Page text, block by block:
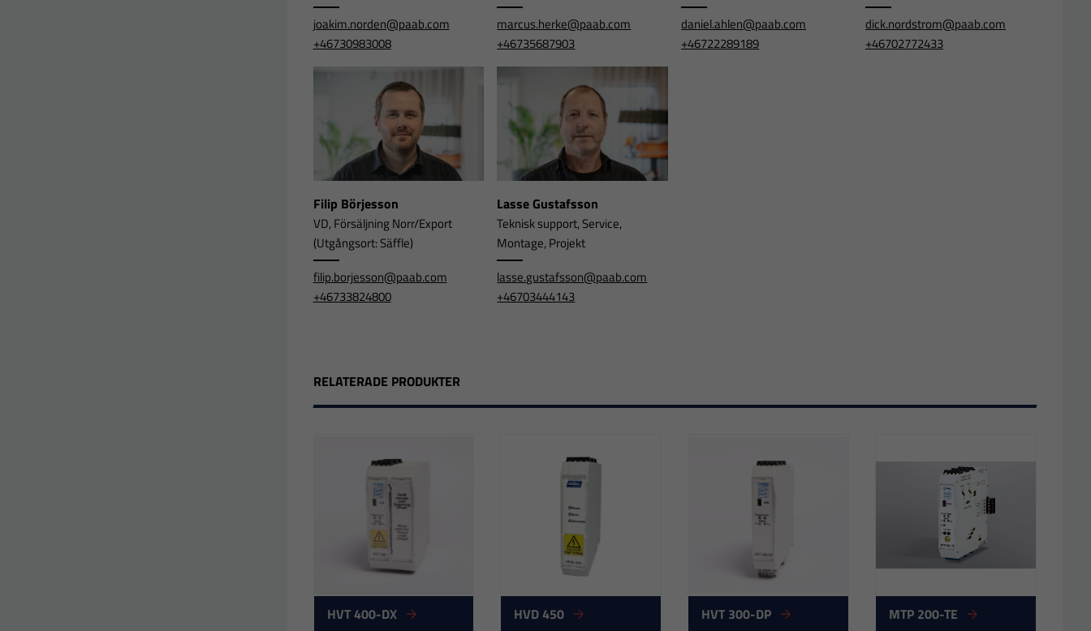
joakim.norden@paab.com
+46730983008
marcus.herke@paab.com
+46735687903
daniel.ahlen@paab.com
+46722289189
dick.nordstrom@paab.com
+46702772433
Filip Börjesson
VD, Försäljning Norr/Export
(Utgångsort: Säffle)
filip.borjesson@paab.com
+46733824800
Lasse Gustafsson
Teknisk support, Service,
Montage, Projekt
lasse.gustafsson@paab.com
+46703444143
RELATERADE PRODUKTER
HVT 400-DX HVD 450 HVT 300-DP MTP 200-TE